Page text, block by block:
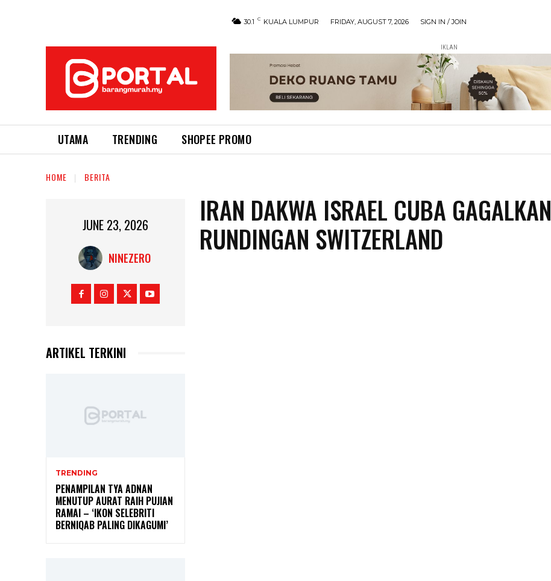
30.1 C KUALA LUMPUR FRIDAY, AUGUST 7, 2026 SIGN IN / JOIN
IKLAN
UTAMA TRENDING SHOPEE PROMO
HOME BERITA
JUNE 23, 2026
NINEZERO
ARTIKEL TERKINI
TRENDING
PENAMPILAN TYA ADNAN
MENUTUP AURAT RAIH PUJIAN
RAMAI – ‘IKON SELEBRITI
BERNIQAB PALING DIKAGUMI’
IRAN DAKWA ISRAEL CUBA GAGALKAN
RUNDINGAN SWITZERLAND